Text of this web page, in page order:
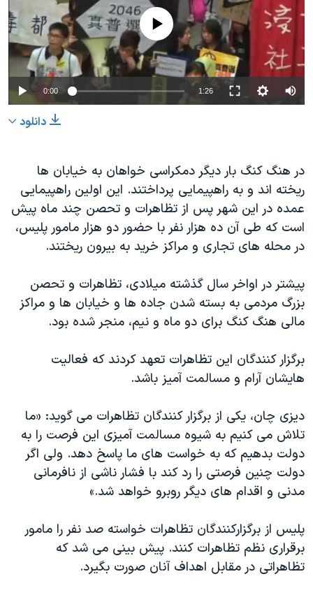
فرهنگ و زندگی
حقوق شهروندی
اقتصادی
علم و فناوری
آرشیو پخش زنده
مستندها
انتخابات ریاست جمهوری آمریکا ۲۰۲۴
حمله جمهوری اسلامی به اسرائیل
رمز مهسا
مجموعه مستندهای دادخواهی
تریبونال مردمی آبان ۹۸
دادگاه حمید نوری
چهل سال گروگان‌گیری
اعتراضات مردمی آبان ۹۸
اسرائیل در جنگ
همایش محافظه‌کاران آمریکا «سی‌پک»
صفحه‌های ویژه
سفر پرزیدنت ترامپ به چین
دنبال کنید
زبانهای مختلف
No media source currently available
0:00 1:26
دانلود
در هنگ کنگ بار دیگر دمکراسی خواهان به خیابان ها
ریخته اند و به راهپیمایی پرداختند. این اولین راهپیمایی
عمده در این شهر پس از تظاهرات و تحصن چند ماه پیش
است که طی آن ده هزار نفر با حضور دو هزار مامور پلیس،
در محله های تجاری و مراکز خرید به بیرون ریختند.
پیشتر در اواخر سال گذشته میلادی، تظاهرات و تحصن
بزرگ مردمی به بسته شدن جاده ها و خیابان ها و مراکز
مالی هنگ کنگ برای دو ماه و نیم، منجر شده بود.
برگزار کنندگان این تظاهرات تعهد کردند که فعالیت
هایشان آرام و مسالمت آمیز باشد.
دیزی چان، یکی از برگزار کنندگان تظاهرات می گوید: «ما
تلاش می کنیم به شیوه مسالمت آمیزی این فرصت را به
دولت بدهیم که به خواست های ما پاسخ دهد. ولی اگر
دولت چنین فرصتی را رد کند با فشار ناشی از نافرمانی
مدنی و اقدام های دیگر روبرو خواهد شد.»
پلیس از برگزارکنندگان تظاهرات خواسته صد نفر را مامور
برقراری نظم تظاهرات کنند. پیش بینی می شد که
تظاهراتی در مقابل اهداف آنان صورت بگیرد.